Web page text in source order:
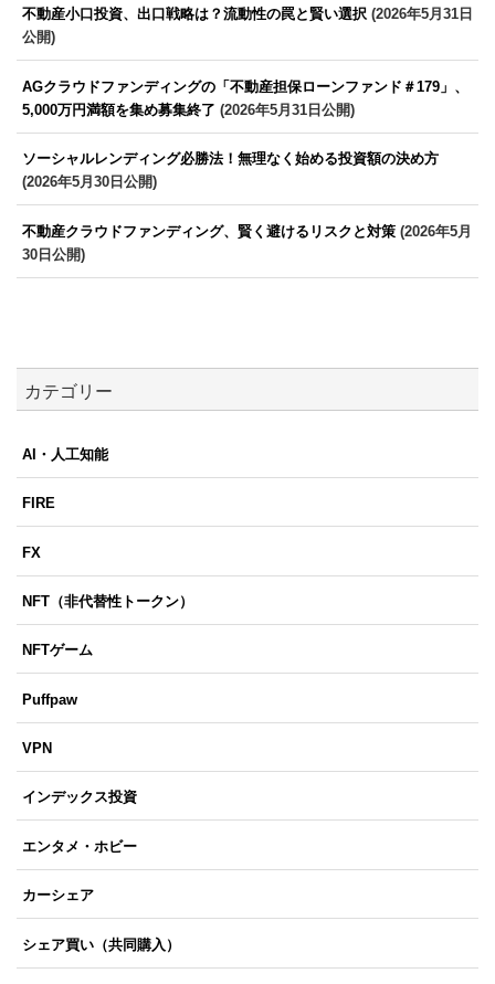
不動産小口投資、出口戦略は？流動性の罠と賢い選択 (2026年5月31日
公開)
AGクラウドファンディングの「不動産担保ローンファンド＃179」、
5,000万円満額を集め募集終了 (2026年5月31日公開)
ソーシャルレンディング必勝法！無理なく始める投資額の決め方
(2026年5月30日公開)
不動産クラウドファンディング、賢く避けるリスクと対策 (2026年5月
30日公開)
カテゴリー
AI・人工知能
FIRE
FX
NFT（非代替性トークン）
NFTゲーム
Puffpaw
VPN
インデックス投資
エンタメ・ホビー
カーシェア
シェア買い（共同購入）